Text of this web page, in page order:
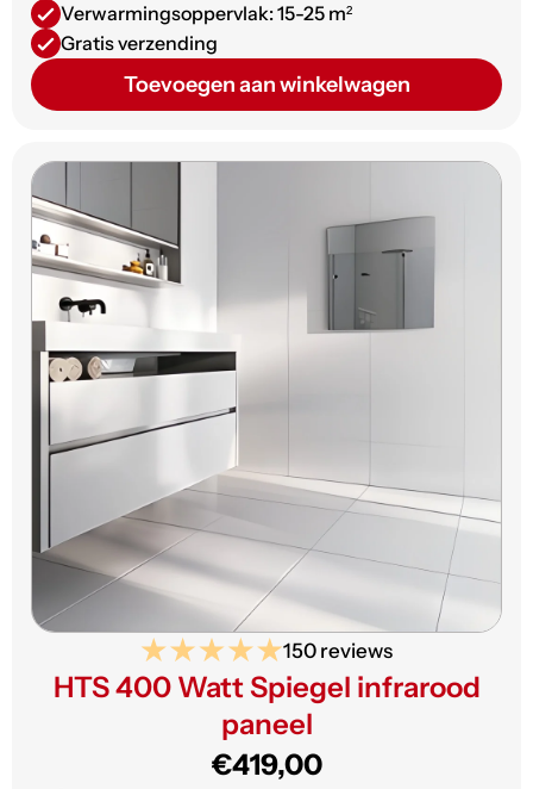
Verwarmingsoppervlak: 15-25 m²
Gratis verzending
Toevoegen aan winkelwagen
150 reviews
HTS 400 Watt Spiegel infrarood
paneel
€419,00